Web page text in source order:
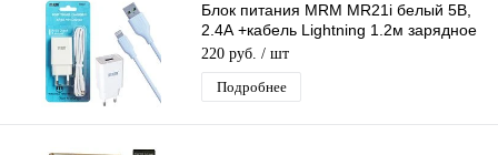
Блок питания MRM MR21i белый 5В,
2.4А +кабель Lightning 1.2м зарядное
устройство с USB портом, белый
220 руб. / шт
Подробнее